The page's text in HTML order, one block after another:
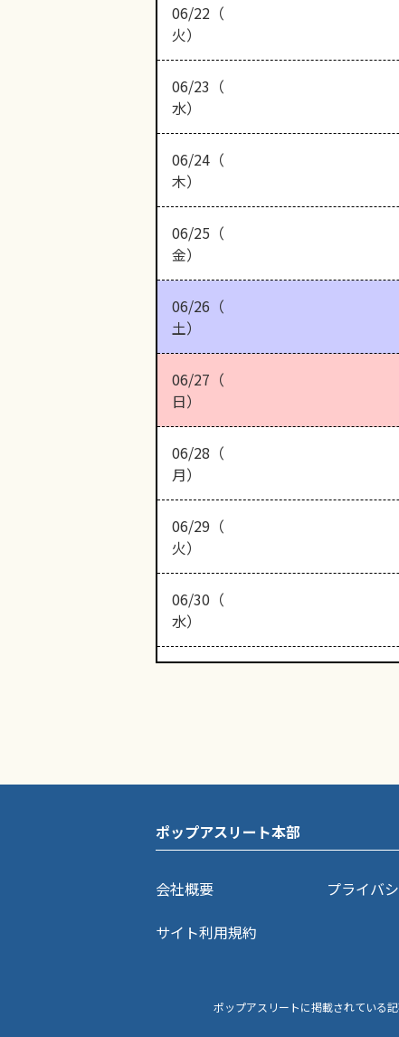
06/22（
火）
06/23（
水）
06/24（
木）
06/25（
金）
06/26（
土）
06/27（
日）
06/28（
月）
06/29（
火）
06/30（
水）
ポップアスリート本部
会社概要 プライバ
サイト利用規約
ポップアスリートに掲載されている